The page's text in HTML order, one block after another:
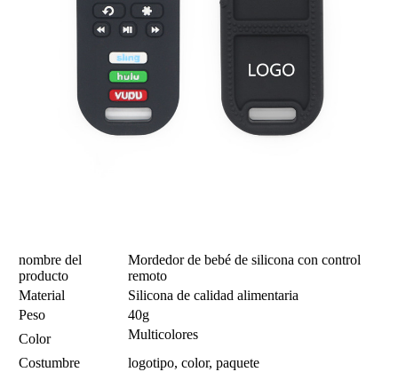
nombre del
producto
Mordedor de bebé de silicona con control
remoto
Material
Silicona de calidad alimentaria
Peso
40g
Color
Multicolores
Costumbre
logotipo, color, paquete